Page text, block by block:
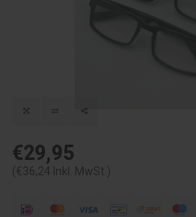
€29,95
(€36,24 Inkl. MwSt.)